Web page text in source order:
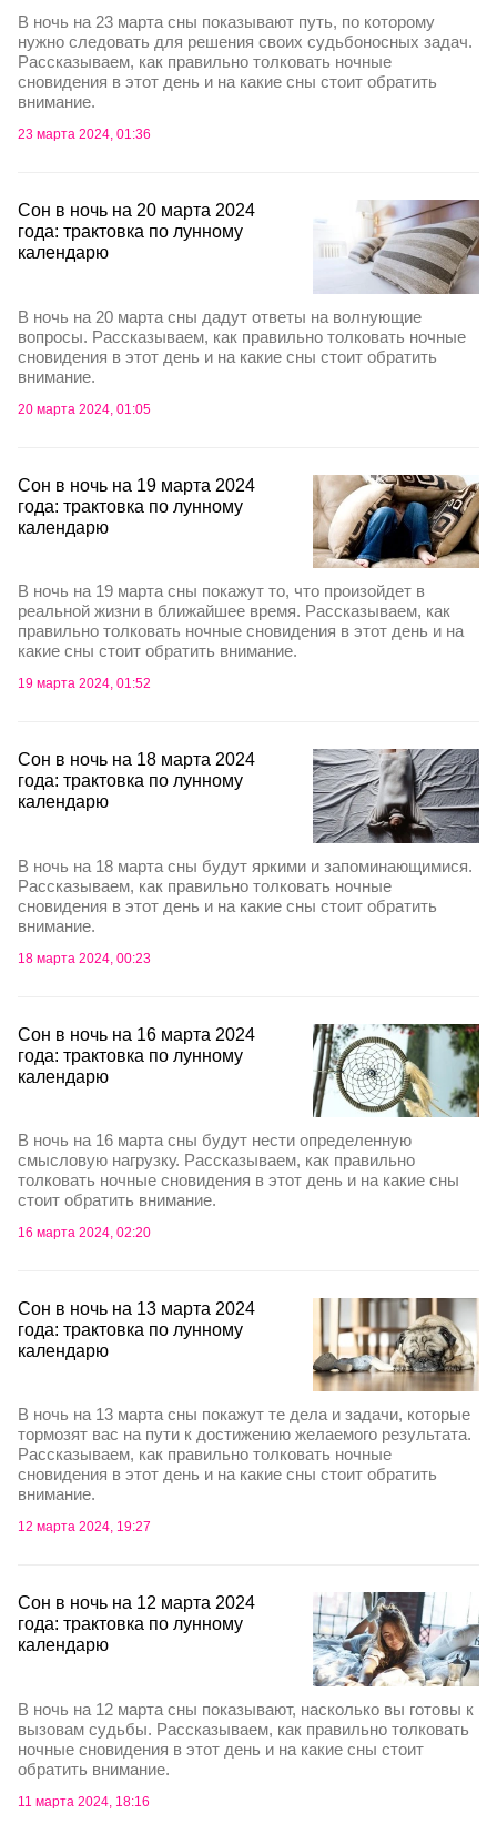
В ночь на 23 марта сны показывают путь, по которому
нужно следовать для решения своих судьбоносных задач.
Рассказываем, как правильно толковать ночные
сновидения в этот день и на какие сны стоит обратить
внимание.
23 марта 2024, 01:36
Сон в ночь на 20 марта 2024
года: трактовка по лунному
календарю
В ночь на 20 марта сны дадут ответы на волнующие
вопросы. Рассказываем, как правильно толковать ночные
сновидения в этот день и на какие сны стоит обратить
внимание.
20 марта 2024, 01:05
Сон в ночь на 19 марта 2024
года: трактовка по лунному
календарю
В ночь на 19 марта сны покажут то, что произойдет в
реальной жизни в ближайшее время. Рассказываем, как
правильно толковать ночные сновидения в этот день и на
какие сны стоит обратить внимание.
19 марта 2024, 01:52
Сон в ночь на 18 марта 2024
года: трактовка по лунному
календарю
В ночь на 18 марта сны будут яркими и запоминающимися.
Рассказываем, как правильно толковать ночные
сновидения в этот день и на какие сны стоит обратить
внимание.
18 марта 2024, 00:23
Сон в ночь на 16 марта 2024
года: трактовка по лунному
календарю
В ночь на 16 марта сны будут нести определенную
смысловую нагрузку. Рассказываем, как правильно
толковать ночные сновидения в этот день и на какие сны
стоит обратить внимание.
16 марта 2024, 02:20
Сон в ночь на 13 марта 2024
года: трактовка по лунному
календарю
В ночь на 13 марта сны покажут те дела и задачи, которые
тормозят вас на пути к достижению желаемого результата.
Рассказываем, как правильно толковать ночные
сновидения в этот день и на какие сны стоит обратить
внимание.
12 марта 2024, 19:27
Сон в ночь на 12 марта 2024
года: трактовка по лунному
календарю
В ночь на 12 марта сны показывают, насколько вы готовы к
вызовам судьбы. Рассказываем, как правильно толковать
ночные сновидения в этот день и на какие сны стоит
обратить внимание.
11 марта 2024, 18:16